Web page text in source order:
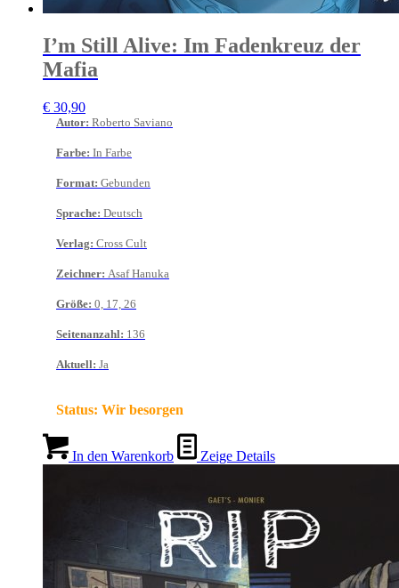
I’m Still Alive: Im Fadenkreuz der
Mafia
€ 30,90
Autor: Roberto Saviano
Farbe: In Farbe
Format: Gebunden
Sprache: Deutsch
Verlag: Cross Cult
Zeichner: Asaf Hanuka
Größe: 0, 17, 26
Seitenanzahl: 136
Aktuell: Ja
Status: Wir besorgen
In den Warenkorb Zeige Details